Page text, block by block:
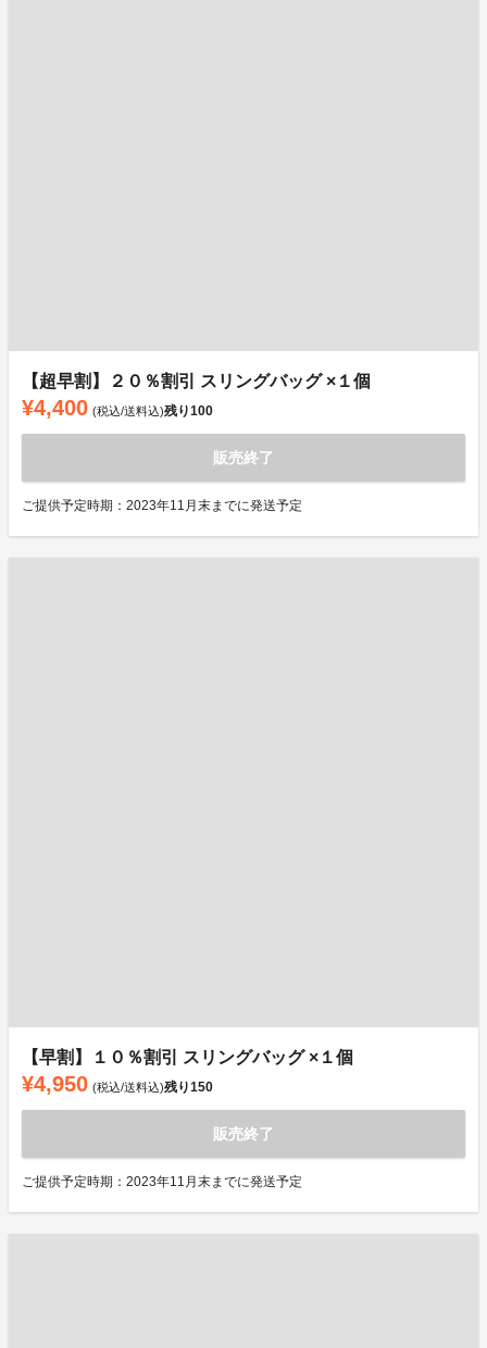
【超早割】２０％割引 スリングバッグ ×１個
¥4,400 (税込/送料込)残り100
販売終了
ご提供予定時期：2023年11月末までに発送予定
【早割】１０％割引 スリングバッグ ×１個
¥4,950 (税込/送料込)残り150
販売終了
ご提供予定時期：2023年11月末までに発送予定